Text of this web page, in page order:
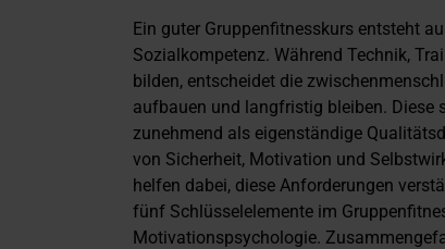
Ein guter Gruppenfitnesskurs entsteht
Sozialkompetenz. Während Technik,
bilden, entscheidet die
aufbauen und langfristig bleiben. Diese
zunehmend als eigenständige
von Sicherheit, Motivation und
helfen dabei, diese Anforderungen
fünf Schlüsselelemente im
Motivationspsychologie.